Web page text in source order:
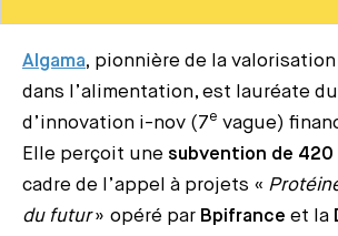
Algama, pionnière de la
dans l’alimentation, est lauréate
d’innovation i-nov (7e vague)
Elle perçoit une subvention de
cadre de l’appel à projets «
du futur» opéré par Bpifrance et la